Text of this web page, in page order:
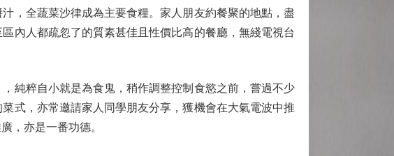
，全蔬菜沙律成為主要食糧。家人朋友約餐聚的地點，盡
內人都疏忽了的質素甚佳且性價比高的餐廳，無綫電視台
粹自小就是為食鬼，稍作調整控制食慾之前，嘗過不少
式，亦常邀請家人同學朋友分享，獲機會在大氣電波中推
，亦是一番功德。